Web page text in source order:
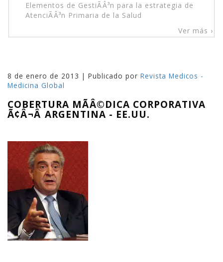
Elementos de GestiÃÂ³n para la estrategia de
AtenciÃÂ³n Primaria de la Salud
Ver más ›
8 de enero de 2013 | Publicado por Revista Medicos -
Medicina Global
COBERTURA MÃÂ©DICA CORPORATIVA
Ã¢Â¬Â ARGENTINA - EE.UU.